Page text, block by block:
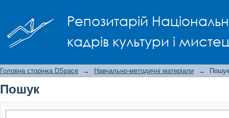
Репозитарій
кадрів культури і
Головна сторінка DSpace → Навчально-методичні матеріали → Пошук
Пошук